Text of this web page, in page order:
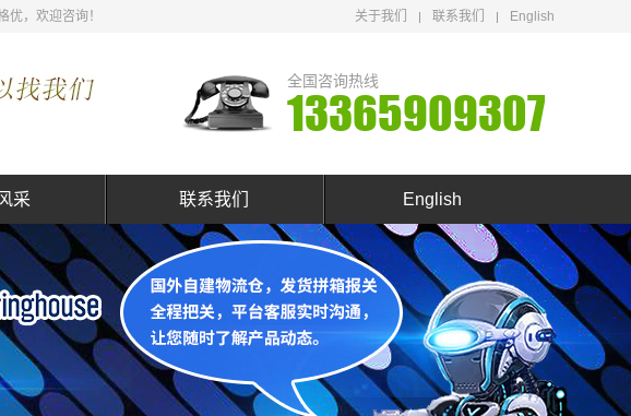
，欢迎咨询！ 关于我们 联系我们 English
全国咨询热线
13365909307
采 联系我们 English